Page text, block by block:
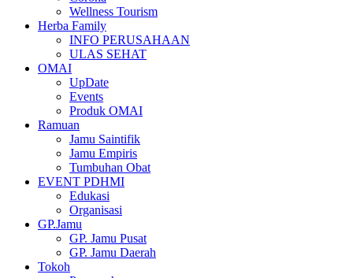
Wellness Tourism
Herba Family
INFO PERUSAHAAN
ULAS SEHAT
OMAI
UpDate
Events
Produk OMAI
Ramuan
Jamu Saintifik
Jamu Empiris
Tumbuhan Obat
EVENT PDHMI
Edukasi
Organisasi
GP.Jamu
GP. Jamu Pusat
GP. Jamu Daerah
Tokoh